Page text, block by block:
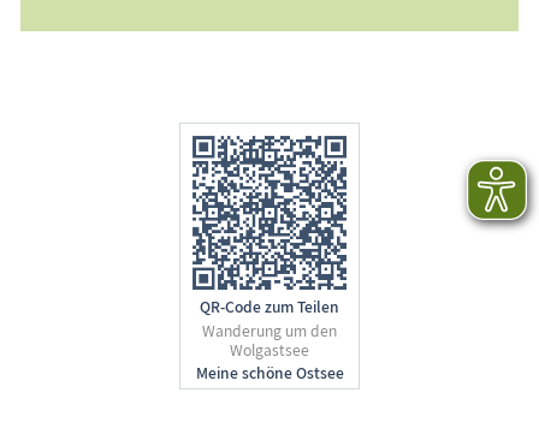
QR-Code zum Teilen
Wanderung um den
Wolgastsee